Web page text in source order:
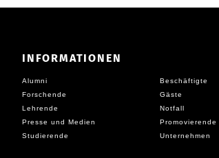
INFORMATIONEN
Alumni
Beschäftigte
Forschende
Gäste
Lehrende
Notfall
Presse und Medien
Promovierende
Studierende
Unternehmen